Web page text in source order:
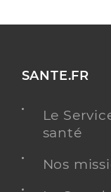
SANTE.FR
Le
santé
Nos